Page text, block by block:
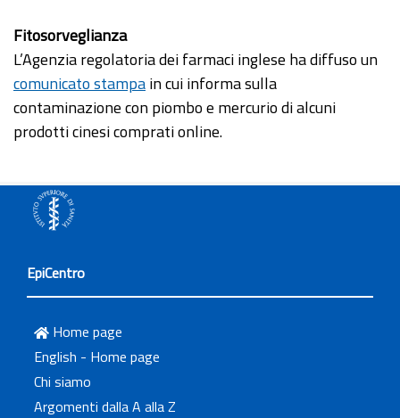
Fitosorveglianza
L’Agenzia regolatoria dei farmaci inglese ha diffuso un
comunicato stampain cui informa sulla
contaminazione con piombo e mercurio di alcuni
prodotti cinesi comprati online.
EpiCentro
Home page
English - Home page
Chi siamo
Argomenti dalla A alla Z